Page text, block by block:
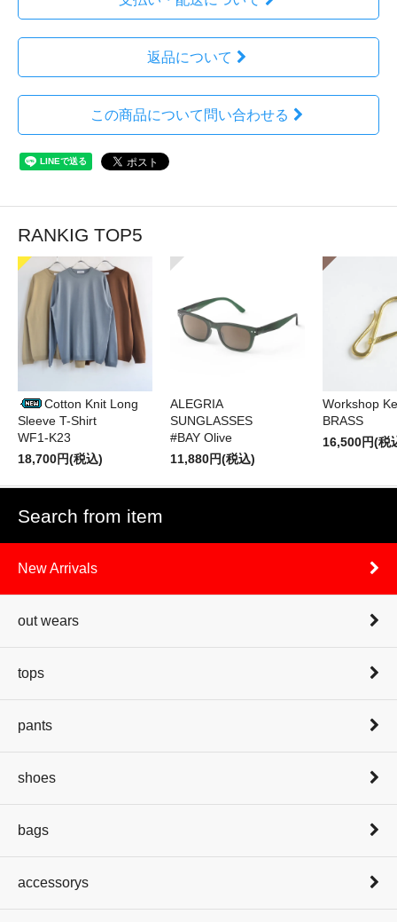
返品について
この商品について問い合わせる
RANKIG TOP5
Cotton Knit Long
Sleeve T-Shirt
WF1-K23
18,700円(税込)
ALEGRIA
SUNGLASSES
#BAY Olive
11,880円(税込)
Workshop
BRASS
16,500円(税
Search from item
New Arrivals
out wears
tops
pants
shoes
bags
accessorys